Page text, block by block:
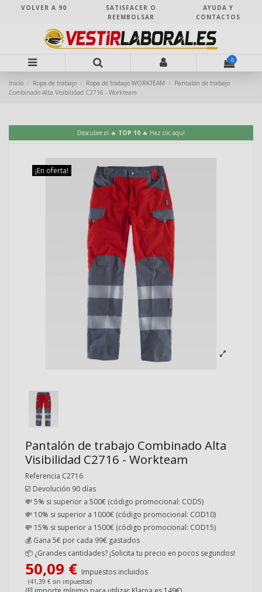
VOLVER A 90
SATISFACER O
REEMBOLSAR
AYUDA Y
CONTACTOS
0
Inicio Ropa de trabajo Ropa de trabajo WORKTEAM
Pantalón de trabajo
Combinado Alta Visibilidad C2716 - Workteam
Descubre el 🔥 TOP 10 🔥 Haz clic aquí
¡En oferta!
Pantalón de trabajo Combinado Alta
Visibilidad C2716 - Workteam
Referencia C2716
☑️ Devolución 90 días
💸 5% si superior a 500€ (código promocional: COD5)
💸 10% si superior a 1000€ (código promocional: COD10)
💸 15% si superior a 1500€ (código promocional: COD15)
💰 Gana 5€ por cada 99€ gastados
📦 ¿Grandes cantidades? ¡Solicita tu precio en pocos segundos!
50,09 € Impuestos incluidos
(41,39 € sin impuestos)